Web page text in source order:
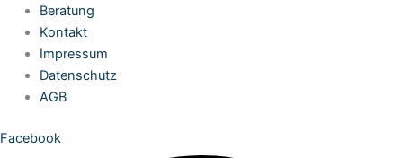
Zum
Inhalt
springen
Beratung
Kontakt
Impressum
Datenschutz
AGB
Facebook